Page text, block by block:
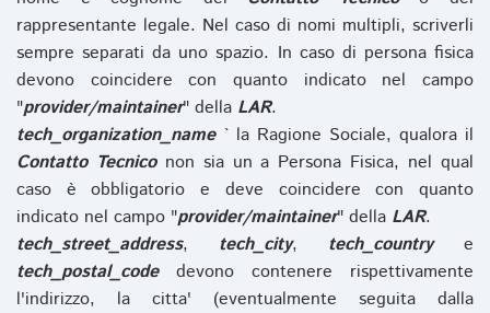
rappresentante legale. Nel caso di nomi multipli, scriverli
sempre separati da uno spazio. In caso di persona fisica
devono coincidere con quanto indicato nel campo
"provider/maintainer" della LAR.
tech_organization_name` la Ragione Sociale, qualora il
Contatto Tecniconon sia un a Persona Fisica, nel qual
caso è obbligatorio e deve coincidere con quanto
indicato nel campo "provider/maintainer" della LAR.
tech_street_address, tech_city, tech_countrye
tech_postal_codedevono contenere rispettivamente
l'indirizzo, la citta' (eventualmente seguita dalla